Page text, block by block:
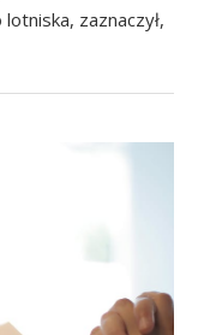
zaznaczył,